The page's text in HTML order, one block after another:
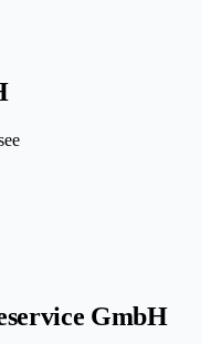
GmbH